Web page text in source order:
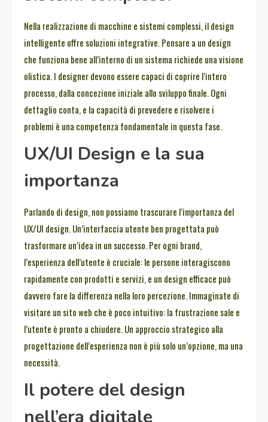
Nella realizzazione di macchine e sistemi complessi, il design
intelligente offre soluzioni integrative. Pensare a un design
che funziona bene all’interno di un sistema richiede una visione
olistica. I designer devono essere capaci di coprire l’intero
processo, dalla concezione iniziale allo sviluppo finale. Ogni
dettaglio conta, e la capacità di prevedere e risolvere i
problemi è una competenza fondamentale in questa fase.
UX/UI Design e la sua
importanza
Parlando di design, non possiamo trascurare l’importanza del
UX/UI design. Un’interfaccia utente ben progettata può
trasformare un’idea in un successo. Per ogni brand,
l’esperienza dell’utente è cruciale: le persone interagiscono
rapidamente con prodotti e servizi, e un design efficace può
davvero fare la differenza nella loro percezione. Immaginate di
visitare un sito web che è poco intuitivo: la frustrazione sale e
l’utente è pronto a chiudere. Un approccio strategico alla
progettazione dell’esperienza non è più solo un’opzione, ma una
necessità.
Il potere del design